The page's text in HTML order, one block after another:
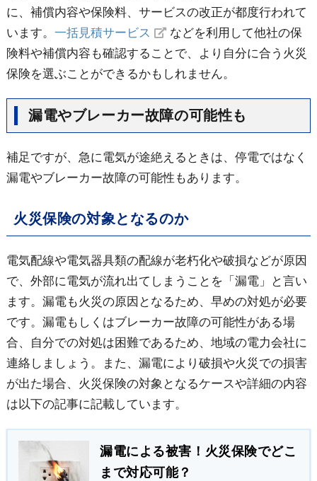
に、補償内容や保険料、サービスの改正が都度行われて
います。 一括見積サービス
などを利用して他社の保
険料や補償内容も確認することで、より自分に合う火災
保険を選ぶことができるかもしれません。
漏電やブレーカー故障の可能性も
補足ですが、急に電気が途絶えるときは、停電ではなく
漏電やブレーカー故障の可能性もあります。
火災保険の対象となるのか
電気配線や電気器具類の配線が老朽化や破損などが原因
で、外部に電気が流れ出てしまうことを「漏電」と言い
ます。漏電も火災の原因となるため、早めの対処が必要
です。漏電もしくはブレーカー故障の可能性がある場
合、自分での対処は困難であるため、地域の電力会社に
連絡しましょう。また、漏電により破損や火災での損害
が出た場合、火災保険の対象となるケースや詳細の内容
は以下の記事に記載しています。
漏電による被害！火災保険でどこ
まで対応可能？